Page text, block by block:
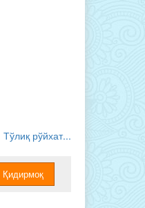
Тўлиқ рўйхат...